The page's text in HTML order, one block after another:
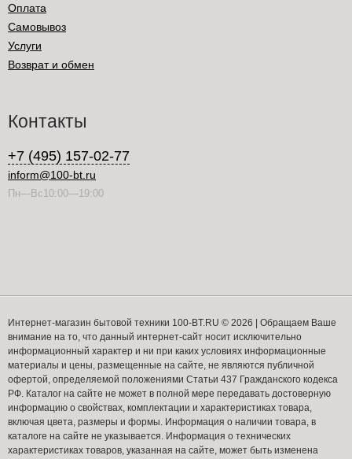
Оплата
Самовывоз
Услуги
Возврат и обмен
Контакты
+7 (495) 157-02-77
inform@100-bt.ru
Пн—Вс10:00—19:00
Интернет-магазин бытовой техники 100-BT.RU © 2026 | Обращаем Ваше
внимание на то, что данный интернет-сайт носит исключительно
информационный характер и ни при каких условиях информационные
материалы и цены, размещенные на сайте, не являются публичной
офертой, определяемой положениями Статьи 437 Гражданского кодекса
РФ. Каталог на сайте не может в полной мере передавать достоверную
информацию о свойствах, комплектации и характеристиках товара,
включая цвета, размеры и формы. Информация о наличии товара, в
каталоге на сайте не указывается. Информация о технических
характеристиках товаров, указанная на сайте, может быть изменена